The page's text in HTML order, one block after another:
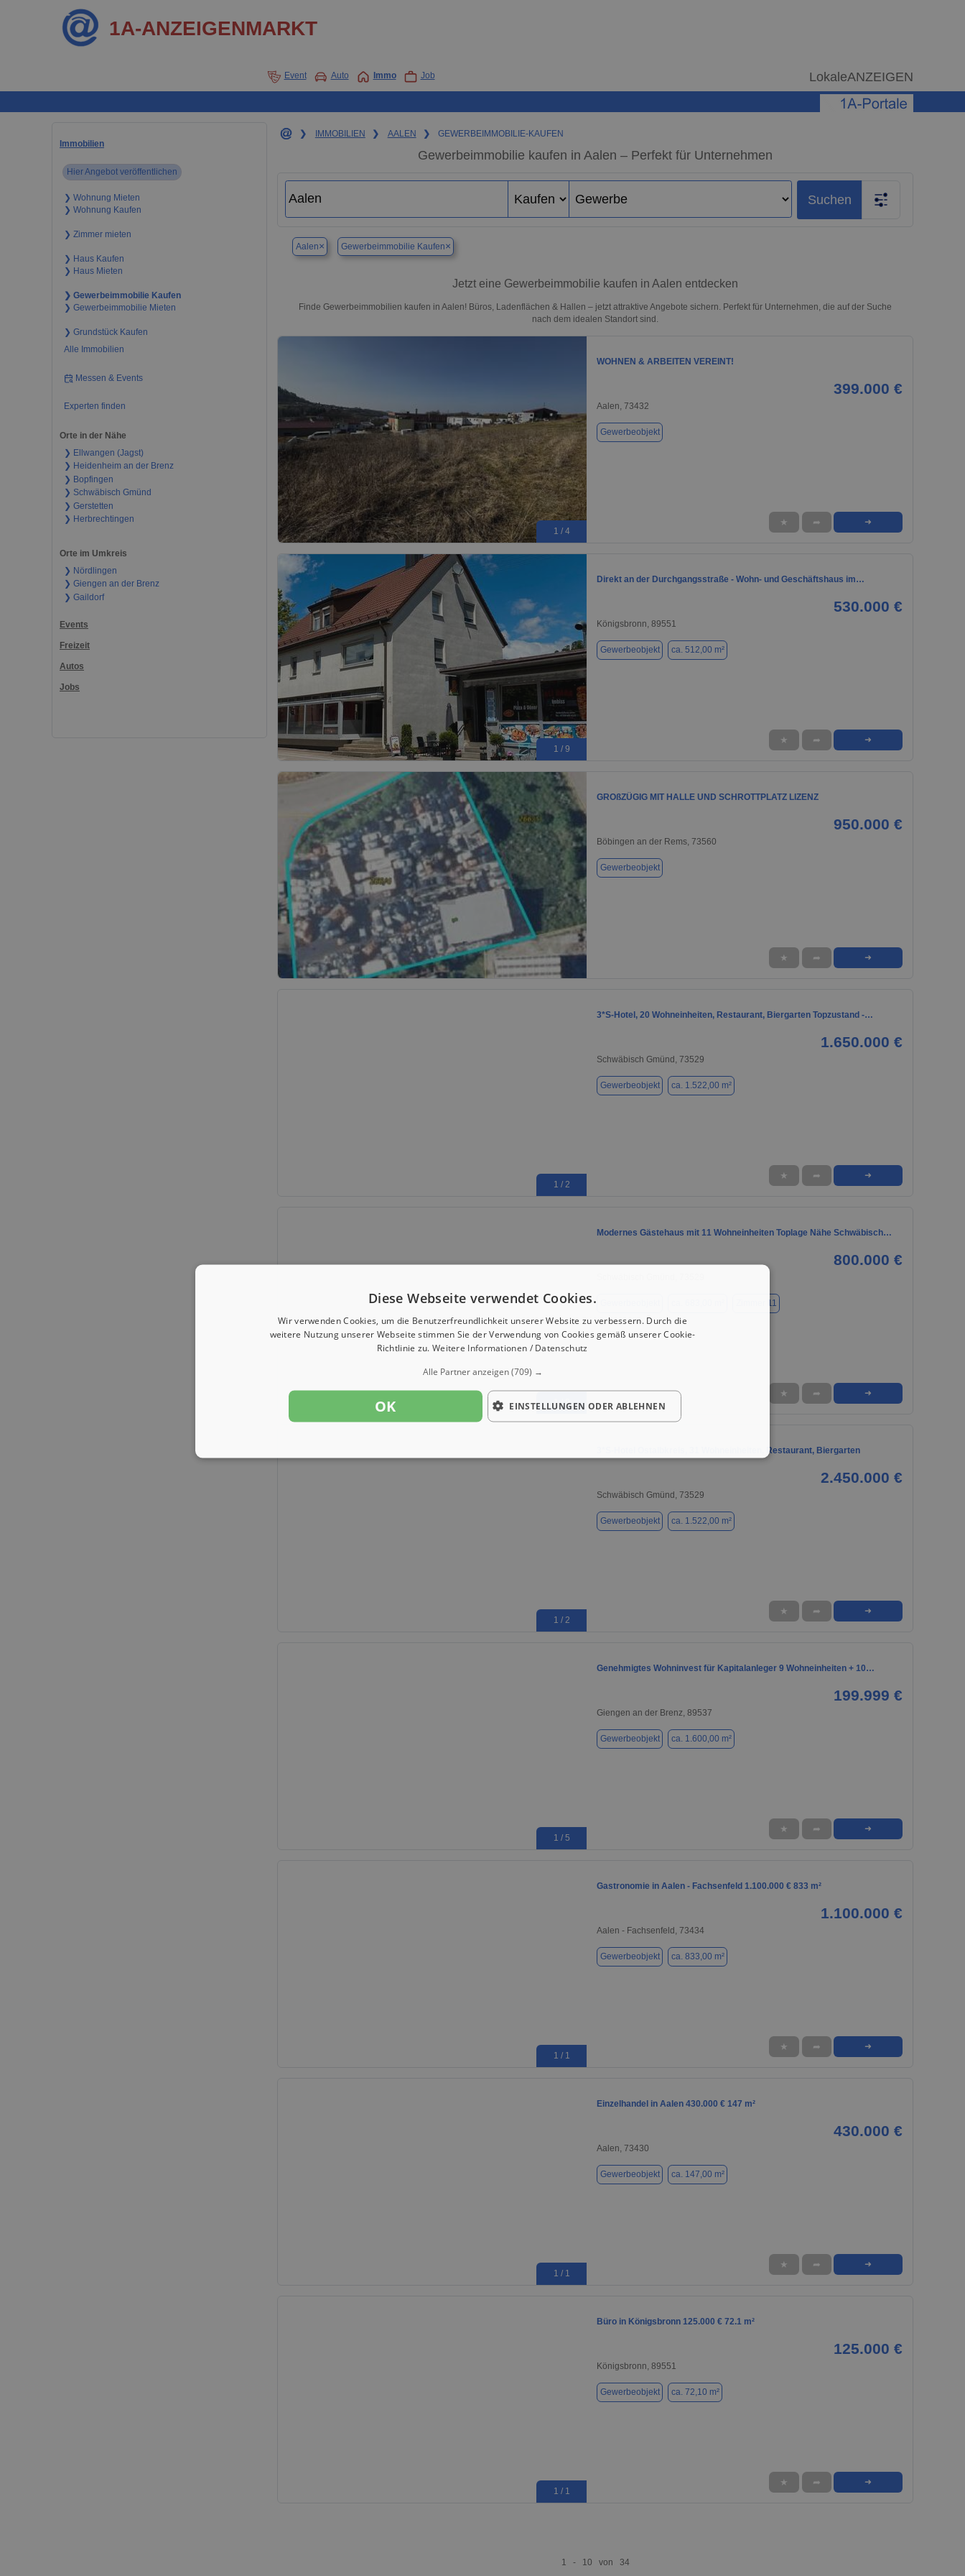
1A-ANZEIGENMARKT
Event Auto Immo Job LokaleANZEIGEN
Immobilien
Hier Angebot veröffentlichen
❯ Wohnung Mieten
❯ Wohnung Kaufen
❯ Zimmer mieten
❯ Haus Kaufen
❯ Haus Mieten
❯ Gewerbeimmobilie Kaufen
❯ Gewerbeimmobilie Mieten
❯ Grundstück Kaufen
Alle Immobilien
Messen & Events
Experten finden
Orte in der Nähe
❯ Ellwangen (Jagst)
❯ Heidenheim an der Brenz
❯ Bopfingen
❯ Schwäbisch Gmünd
❯ Gerstetten
❯ Herbrechtingen
Orte im Umkreis
❯ Nördlingen
❯ Giengen an der Brenz
❯ Gaildorf
Events
Freizeit
Autos
Jobs
❯ IMMOBILIEN ❯ AALEN ❯ GEWERBEIMMOBILIE-KAUFEN
Gewerbeimmobilie kaufen in Aalen – Perfekt für Unternehmen
Suchen
Aalen× Gewerbeimmobilie Kaufen×
Jetzt eine Gewerbeimmobilie kaufen in Aalen entdecken
Finde Gewerbeimmobilien kaufen in Aalen! Büros, Ladenflächen & Hallen – jetzt attraktive Angebote sichern. Perfekt für Unternehmen, die auf der Suche
nach dem idealen Standort sind.
1 / 4
WOHNEN & ARBEITEN VEREINT!
399.000 €
Aalen, 73432
Gewerbeobjekt
★ ➦ ➜
1 / 9
Direkt an der Durchgangsstraße - Wohn- und Geschäftshaus im…
530.000 €
Königsbronn, 89551
Gewerbeobjekt ca. 512,00 m²
★ ➦ ➜
1 / 4
GROßZÜGIG MIT HALLE UND SCHROTTPLATZ LIZENZ
950.000 €
Böbingen an der Rems, 73560
Gewerbeobjekt
★ ➦ ➜
1 / 2
3*S-Hotel, 20 Wohneinheiten, Restaurant, Biergarten Topzustand -…
1.650.000 €
Schwäbisch Gmünd, 73529
Gewerbeobjekt ca. 1.522,00 m²
★ ➦ ➜
1 / 9
Modernes Gästehaus mit 11 Wohneinheiten Toplage Nähe Schwäbisch…
800.000 €
Zimmer 11
★ ➦ ➜
1 / 2
3*S-Hotel Ostalbkreis, 31 Wohneinheiten, Restaurant, Biergarten
2.450.000 €
Schwäbisch Gmünd, 73529
Gewerbeobjekt ca. 1.522,00 m²
★ ➦ ➜
1 / 5
Genehmigtes Wohninvest für Kapitalanleger 9 Wohneinheiten + 10…
199.999 €
Giengen an der Brenz, 89537
Gewerbeobjekt ca. 1.600,00 m²
★ ➦ ➜
1 / 1
Gastronomie in Aalen - Fachsenfeld 1.100.000 € 833 m²
1.100.000 €
Aalen - Fachsenfeld, 73434
Gewerbeobjekt ca. 833,00 m²
★ ➦ ➜
1 / 1
Einzelhandel in Aalen 430.000 € 147 m²
430.000 €
Aalen, 73430
Gewerbeobjekt ca. 147,00 m²
★ ➦ ➜
1 / 1
Büro in Königsbronn 125.000 € 72.1 m²
125.000 €
Königsbronn, 89551
Gewerbeobjekt ca. 72,10 m²
★ ➦ ➜
1 - 10 von 34
Diese Webseite verwendet Cookies.
Wir verwenden Cookies, um die Benutzerfreundlichkeit unserer Website zu verbessern. Durch die
weitere Nutzung unserer Webseite stimmen Sie der Verwendung von Cookies gemäß unserer Cookie-
Richtlinie zu. Weitere Informationen / Datenschutz
Alle Partner anzeigen(709) →
OK EINSTELLUNGEN ODER ABLEHNEN